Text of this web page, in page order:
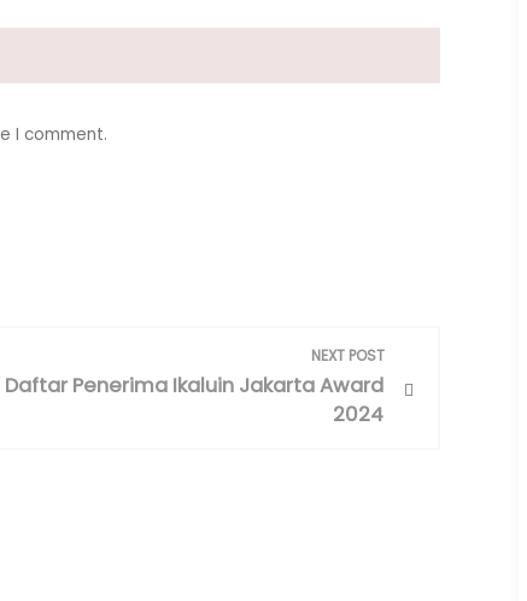
I comment.
NEXT POST
Daftar Penerima Ikaluin Jakarta Award
2024